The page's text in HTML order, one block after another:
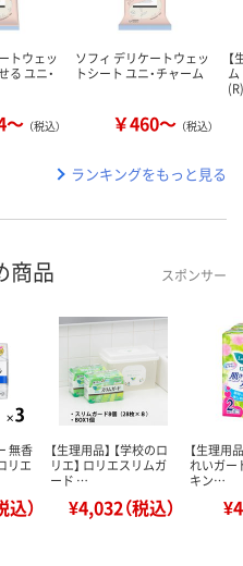
トウェッ
る ユニ・
～ （税込）
ソフィ デリケートウェッ
トシート ユニ・チャーム
￥460～ （税込）
【
ランキングをもっと見る
商品 スポンサー
無香
リエ
）
【生理用品】 【学校のロ
リエ】 ロリエスリムガ
ード …
¥4,032（税込）
【生理用
れいガー
キン…